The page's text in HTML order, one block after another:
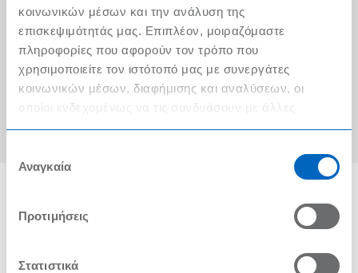
κοινωνικών μέσων και την ανάλυση της
επισκεψιμότητάς μας. Επιπλέον, μοιραζόμαστε
πληροφορίες που αφορούν τον τρόπο που
χρησιμοποιείτε τον ιστότοπό μας με συνεργάτες
κοινωνικών μέσων, διαφήμισης και αναλύσεων, οι
οποίοι ενδεχομένως να τις συνδυάσουν με άλλες
πληροφορίες που τους έχετε παραχωρήσει ή τις οποίες
των υπηρεσιών τους.
συγκατάθεσης
Αναγκαία
Προτιμήσεις
Στατιστικά
Ο λογαριασμός μου
Τα METRO Cash & Carry δίπλα σας
Εταιρική Κοινωνική Ευθύνη
METRO ΑΕΒΕ